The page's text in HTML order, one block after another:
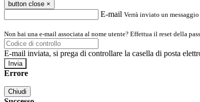
button close ×
E-mail Verrà inviato un
Non hai una e-mail associata al nome utente? Effettua il reset della
E-mail inviata, si prega di controllare la casella di posta
Errore
Chiudi